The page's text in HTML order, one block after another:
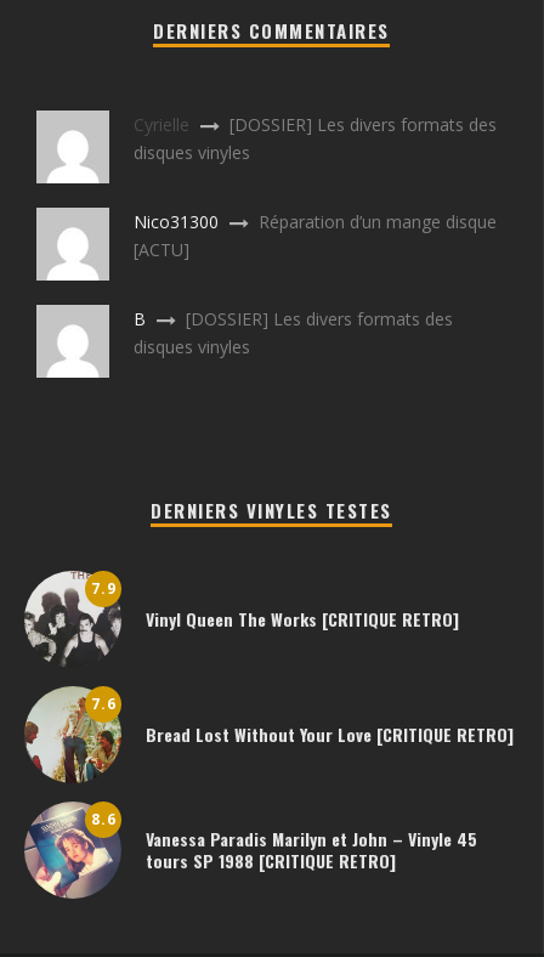
DERNIERS COMMENTAIRES
Cyrielle
[DOSSIER] Les divers formats des
disques vinyles
Nico31300
Réparation d’un mange disque
[ACTU]
B
[DOSSIER] Les divers formats des
disques vinyles
DERNIERS VINYLES TESTES
7.9
Vinyl Queen The Works [CRITIQUE RETRO]
7.6
Bread Lost Without Your Love [CRITIQUE RETRO]
8.6
Vanessa Paradis Marilyn et John – Vinyle 45
tours SP 1988 [CRITIQUE RETRO]